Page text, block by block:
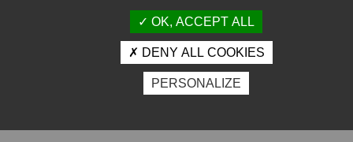
Crédits et mentions légales
Espace presse
Photothèque
OK, ACCEPT ALL
DENY ALL COOKIES
PERSONALIZE